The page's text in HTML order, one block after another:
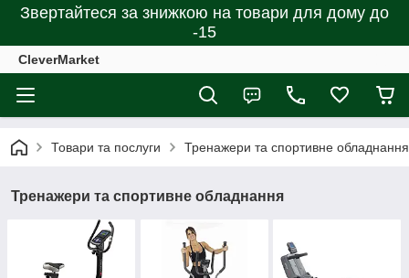
Звертайтеся за знижкою на товари для дому до
-15
CleverMarket
Товари та послуги Тренажери та спортивне обладнання
Тренажери та спортивне обладнання